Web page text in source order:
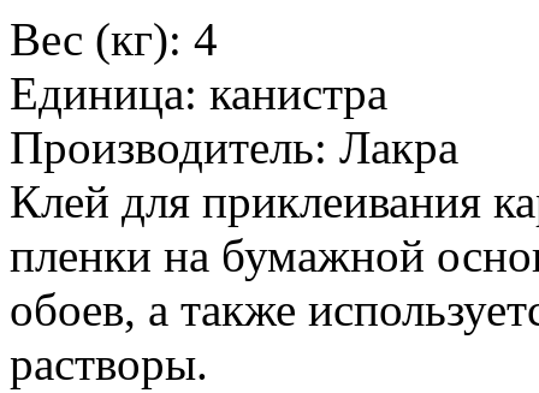
Вес (кг): 4
Единица: канистра
Производитель: Лакра
Клей для приклеивания
пленки на бумажной
обоев, а также
растворы.